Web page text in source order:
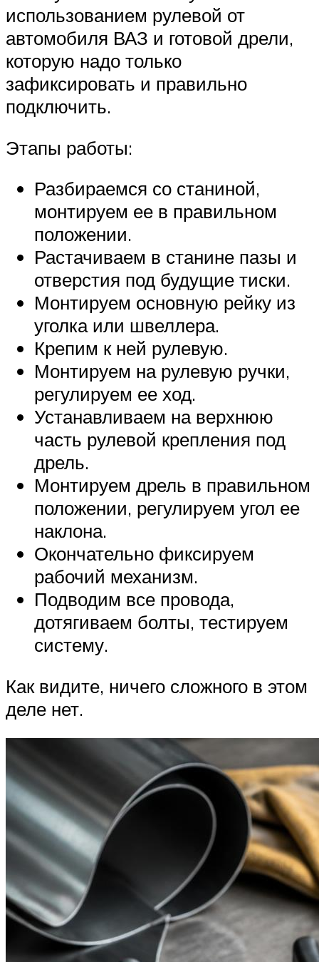
использованием рулевой от
автомобиля ВАЗ и готовой дрели,
которую надо только
зафиксировать и правильно
подключить.
Этапы работы:
Разбираемся со станиной,
монтируем ее в правильном
положении.
Растачиваем в станине пазы и
отверстия под будущие тиски.
Монтируем основную рейку из
уголка или швеллера.
Крепим к ней рулевую.
Монтируем на рулевую ручки,
регулируем ее ход.
Устанавливаем на верхнюю
часть рулевой крепления под
дрель.
Монтируем дрель в правильном
положении, регулируем угол ее
наклона.
Окончательно фиксируем
рабочий механизм.
Подводим все провода,
дотягиваем болты, тестируем
систему.
Как видите, ничего сложного в этом
деле нет.